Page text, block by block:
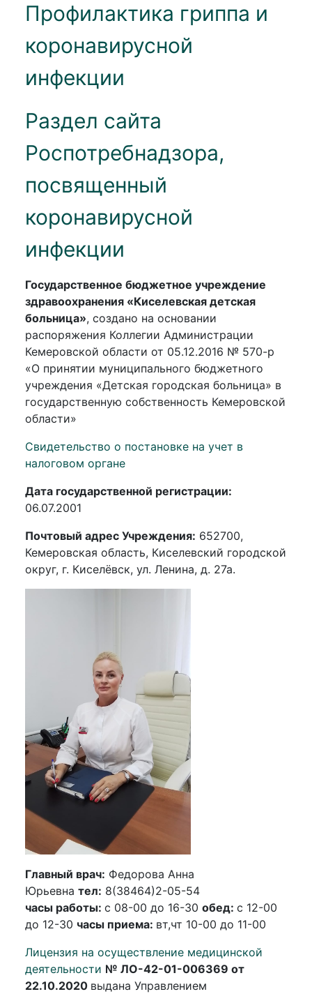
Профилактика гриппа и
коронавирусной
инфекции
Раздел сайта
Роспотребнадзора,
посвященный
коронавирусной
инфекции
Государственное бюджетное учреждение
здравоохранения «Киселевская детская
больница», создано на основании
распоряжения Коллегии Администрации
Кемеровской области от 05.12.2016 № 570-р
«О принятии муниципального бюджетного
учреждения «Детская городская больница» в
государственную собственность Кемеровской
области»
Свидетельство о постановке на учет в
налоговом органе
Дата государственной регистрации:
06.07.2001
Почтовый адрес Учреждения: 652700,
Кемеровская область, Киселевский городской
округ, г. Киселёвск, ул. Ленина, д. 27а.
Главный врач: Федорова Анна
Юрьевна тел: 8(38464)2-05-54
часы работы: с 08-00 до 16-30 обед: с 12-00
до 12-30 часы приема: вт,чт 10-00 до 11-00
Лицензия на осуществление медицинской
деятельности № ЛО-42-01-006369 от
22.10.2020 выдана Управлением